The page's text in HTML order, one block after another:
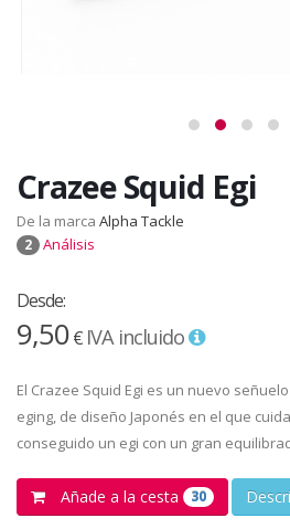
Crazee Squid Egi
De la marca Alpha Tackle
2 Análisis
Desde:
9,50€ IVA incluido
El Crazee Squid Egi es un nuevo
eging, de diseño Japonés en el que
conseguido un egi con un gran
Añade a la cesta 30